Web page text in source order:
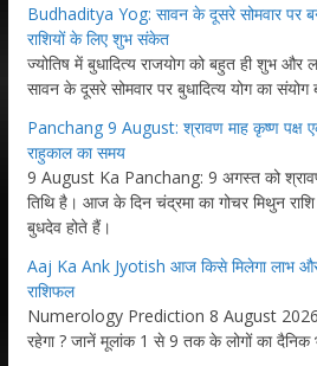
Budhaditya Yog: सावन के दूसरे सोमवार पर
राशियों के लिए शुभ संकेत
ज्योतिष में बुधादित्य राजयोग को बहुत ही शुभ और
सावन के दूसरे सोमवार पर बुधादित्य योग का संयोग
Panchang 9 August: श्रावण माह कृष्ण पक्ष
राहुकाल का समय
9 August Ka Panchang: 9 अगस्त को
तिथि है। आज के दिन चंद्रमा का गोचर मिथुन राशि
बुधदेव होते हैं।
Aaj Ka Ank Jyotish आज किसे मिलेगा लाभ और
राशिफल
Numerology Prediction 8 August
रहेगा ? जानें मूलांक 1 से 9 तक के लोगों का दैनिक